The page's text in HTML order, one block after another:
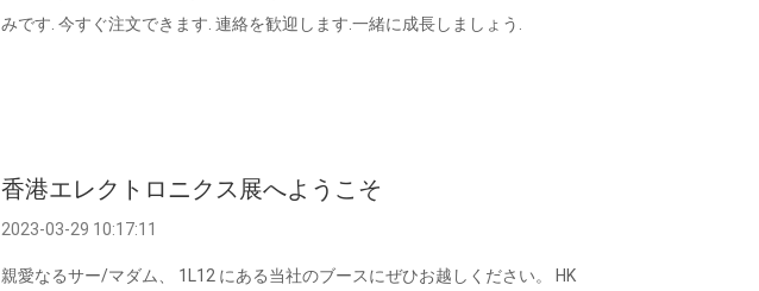
みです. 今すぐ注文できます. 連絡を歓迎します.一緒に成長しましょう.
香港エレクトロニクス展へようこそ
2023-03-29 10:17:11
親愛なるサー/マダム、 1L12 にある当社のブースにぜひお越しください。 HK